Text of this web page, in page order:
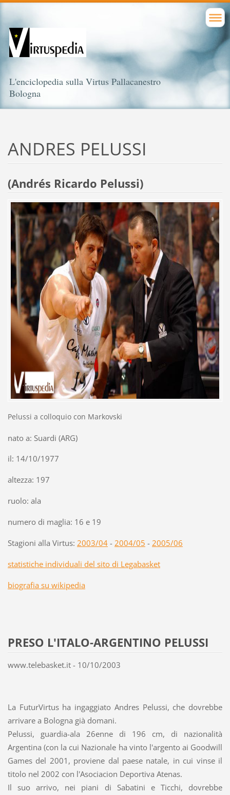
L'enciclopedia sulla Virtus Pallacanestro
Bologna
ANDRES PELUSSI
(Andrés Ricardo Pelussi)
Pelussi a colloquio con Markovski
nato a: Suardi (ARG)
il: 14/10/1977
altezza: 197
ruolo: ala
numero di maglia: 16 e 19
Stagioni alla Virtus: 2003/04- 2004/05 - 2005/06
statistiche individuali del sito di Legabasket
biografia su wikipedia
PRESO L'ITALO-ARGENTINO PELUSSI
www.telebasket.it - 10/10/2003
La FuturVirtus ha ingaggiato Andres Pelussi, che dovrebbe
arrivare a Bologna già domani.
Pelussi, guardia-ala 26enne di 196 cm, di nazionalità
Argentina (con la cui Nazionale ha vinto l'argento ai Goodwill
Games del 2001, proviene dal paese natale, in cui vinse il
titolo nel 2002 con l'Asociacion Deportiva Atenas.
Il suo arrivo, nei piani di Sabatini e Ticchi, dovrebbe